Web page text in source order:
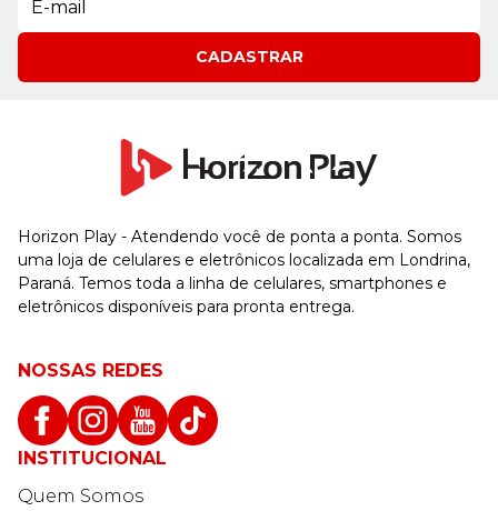
CADASTRAR
Horizon Play - Atendendo você de ponta a ponta. Somos
uma loja de celulares e eletrônicos localizada em Londrina,
Paraná. Temos toda a linha de celulares, smartphones e
eletrônicos disponíveis para pronta entrega.
NOSSAS REDES
INSTITUCIONAL
Quem Somos